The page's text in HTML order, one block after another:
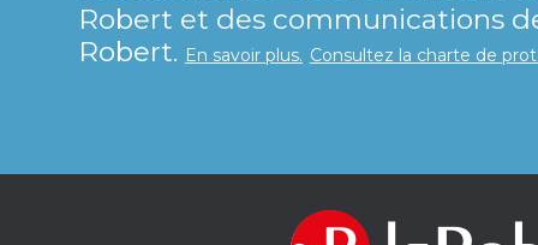
Robert et des communications
Robert. En savoir plus. Consultez la charte de